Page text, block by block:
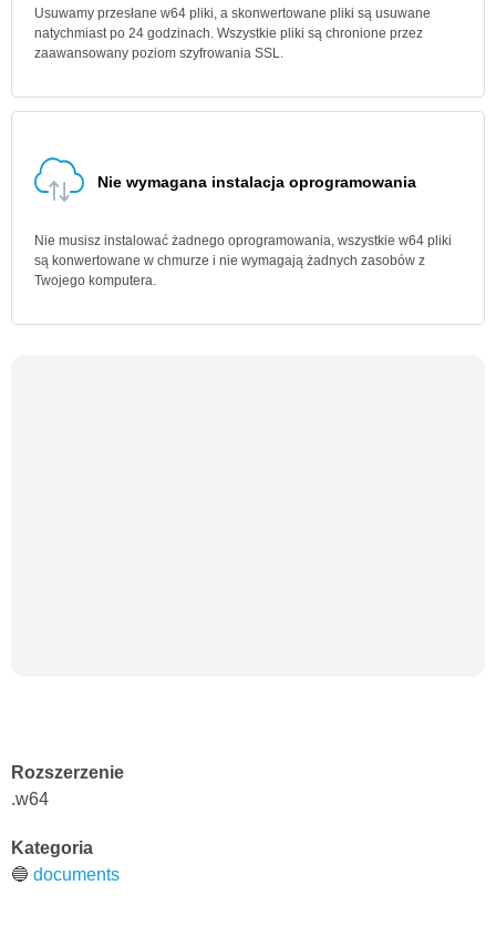
Usuwamy przesłane w64 pliki, a skonwertowane pliki są usuwane
natychmiast po 24 godzinach. Wszystkie pliki są chronione przez
zaawansowany poziom szyfrowania SSL.
Nie wymagana instalacja oprogramowania
Nie musisz instalować żadnego oprogramowania, wszystkie w64 pliki
są konwertowane w chmurze i nie wymagają żadnych zasobów z
Twojego komputera.
Rozszerzenie
.w64
Kategoria
🔵 documents